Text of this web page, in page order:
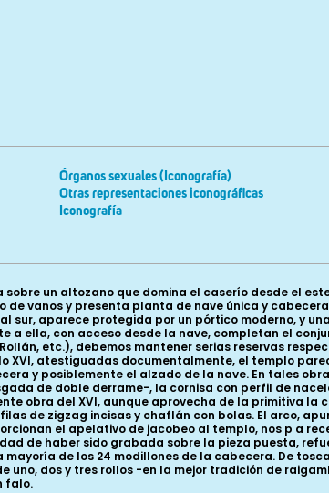
Órganos sexuales (Iconografía)
Otras representaciones iconográficas
Iconografía
sobre un altozano que domina el caserío desde el
vanos y presenta planta de nave única y
aparece protegida por un pórtico moderno, y
ella, con acceso desde la nave, completan el
etc.), debemos mantener serias reservas
XVI, atestiguadas documentalmente, el templo
y posiblemente el alzado de la nave. En tales
de doble derrame-, la cornisa con perfil de
obra del XVI, aunque aprovecha de la primitiva la
de zigzag incisas y chaflán con bolas. El arco,
el apelativo de jacobeo al templo, nos p a
de haber sido grabada sobre la pieza puesta,
de los 24 modillones de la cabecera. De
dos y tres rollos -en la mejor tradición de
falo.